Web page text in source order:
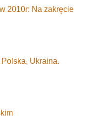
2010r: Na zakręcie
Ukraina.